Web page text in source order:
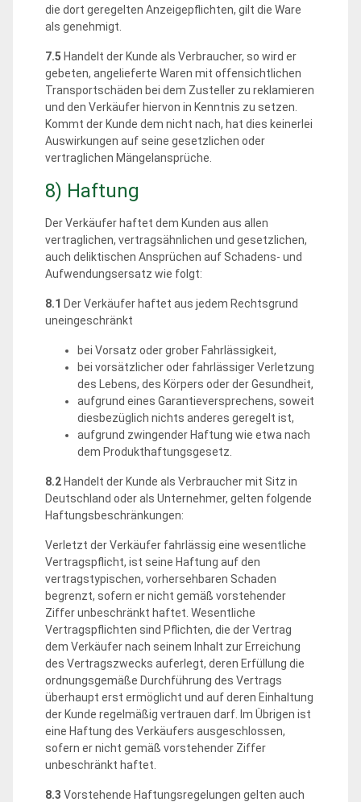
die dort geregelten Anzeigepflichten, gilt die Ware
als genehmigt.
7.5 Handelt der Kunde als Verbraucher, so wird er
gebeten, angelieferte Waren mit offensichtlichen
Transportschäden bei dem Zusteller zu reklamieren
und den Verkäufer hiervon in Kenntnis zu setzen.
Kommt der Kunde dem nicht nach, hat dies keinerlei
Auswirkungen auf seine gesetzlichen oder
vertraglichen Mängelansprüche.
8) Haftung
Der Verkäufer haftet dem Kunden aus allen
vertraglichen, vertragsähnlichen und gesetzlichen,
auch deliktischen Ansprüchen auf Schadens- und
Aufwendungsersatz wie folgt:
8.1 Der Verkäufer haftet aus jedem Rechtsgrund
uneingeschränkt
bei Vorsatz oder grober Fahrlässigkeit,
bei vorsätzlicher oder fahrlässiger Verletzung
des Lebens, des Körpers oder der Gesundheit,
aufgrund eines Garantieversprechens, soweit
diesbezüglich nichts anderes geregelt ist,
aufgrund zwingender Haftung wie etwa nach
dem Produkthaftungsgesetz.
8.2 Handelt der Kunde als Verbraucher mit Sitz in
Deutschland oder als Unternehmer, gelten folgende
Haftungsbeschränkungen:
Verletzt der Verkäufer fahrlässig eine wesentliche
Vertragspflicht, ist seine Haftung auf den
vertragstypischen, vorhersehbaren Schaden
begrenzt, sofern er nicht gemäß vorstehender
Ziffer unbeschränkt haftet. Wesentliche
Vertragspflichten sind Pflichten, die der Vertrag
dem Verkäufer nach seinem Inhalt zur Erreichung
des Vertragszwecks auferlegt, deren Erfüllung die
ordnungsgemäße Durchführung des Vertrags
überhaupt erst ermöglicht und auf deren Einhaltung
der Kunde regelmäßig vertrauen darf. Im Übrigen ist
eine Haftung des Verkäufers ausgeschlossen,
sofern er nicht gemäß vorstehender Ziffer
unbeschränkt haftet.
8.3 Vorstehende Haftungsregelungen gelten auch